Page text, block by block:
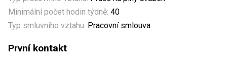
Minimální počet hodin týdně: 40
Typ smluvního vztahu: Pracovní smlouva
První kontakt